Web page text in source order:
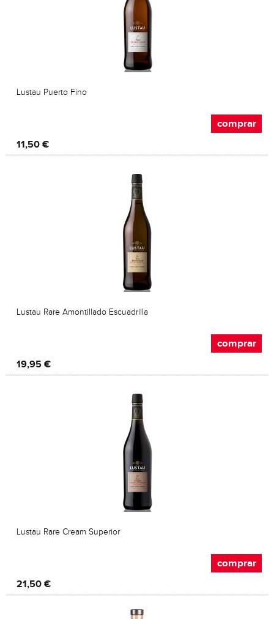
comprar
Lustau Puerto Fino
11,50 €
comprar
Lustau Rare Amontillado Escuadrilla
19,95 €
comprar
Lustau Rare Cream Superior
21,50 €